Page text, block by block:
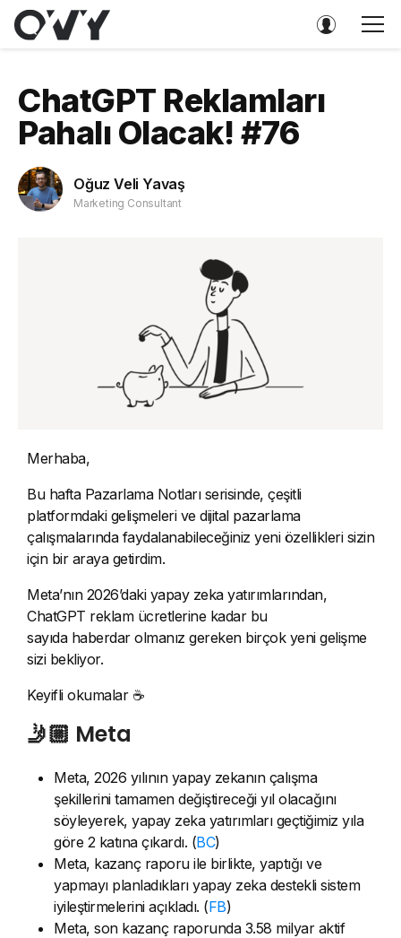
ChatGPT Reklamları
Pahalı Olacak! #76
Oğuz Veli Yavaş
Marketing Consultant
Merhaba,
Bu hafta Pazarlama Notları serisinde, çeşitli
platformdaki gelişmeleri ve dijital pazarlama
çalışmalarında faydalanabileceğiniz yeni özellikleri sizin
için bir araya getirdim.
Meta’nın 2026’daki yapay zeka yatırımlarından,
ChatGPT reklam ücretlerine kadar bu
sayıda haberdar olmanız gereken birçok yeni gelişme
sizi bekliyor.
Keyifli okumalar ☕️
🤳🏼 Meta
Meta, 2026 yılının yapay zekanın çalışma
şekillerini tamamen değiştireceği yıl olacağını
söyleyerek, yapay zeka yatırımları geçtiğimiz yıla
göre 2 katına çıkardı. (BC)
Meta, kazanç raporu ile birlikte, yaptığı ve
yapmayı planladıkları yapay zeka destekli sistem
iyileştirmelerini açıkladı. (FB)
Meta, son kazanç raporunda 3.58 milyar aktif